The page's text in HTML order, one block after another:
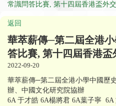
常識問答比賽, 第十四屆香港盃外
返回
華萃薪傳─第二屆全港
答比賽, 第十四屆香港
2022-09-20
華萃薪傳─第二屆全港小學中國歷
辦、中國文化研究院協辦
6A 于才皓 6A楊將君 6A葉子寧 6A